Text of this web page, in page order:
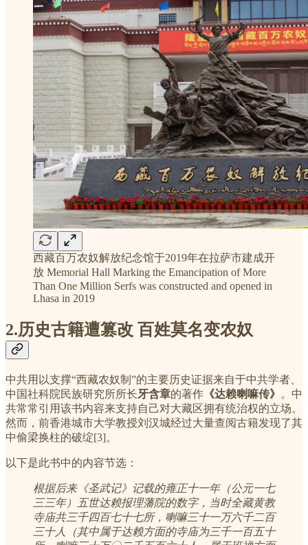
西藏百万农奴解放纪念馆于2019年在拉萨市建成开
放 Memorial Hall Marking the Emancipation of More
Than One Million Serfs was constructed and opened in
Lhasa in 2019
2.历史古籍遭篡改 百姓莫名变农奴
中共用以支撑“西藏农奴制”的主要历史证据来自于中共学者、
中国社科院民族研究所所长牙含章的著作 《达赖喇嘛传》 。中
共常常引用该书内容来支持自己对大藏区拥有统治权的立场。
然而，前香港城市大学教授刘汉城经过大量查阅古籍发现了其
中偷梁换柱的破绽[3]。
以下是此书中的内容节选：
根据后来《圣武记》记载的雍正十一年（公元一七
三三年）五世达赖报理藩院的数字，当时全藏黄教
寺庙共三千四百七十七所，喇嘛三十一万六千二百
三十人（其中属于达赖方面的寺庙为三千一百五十